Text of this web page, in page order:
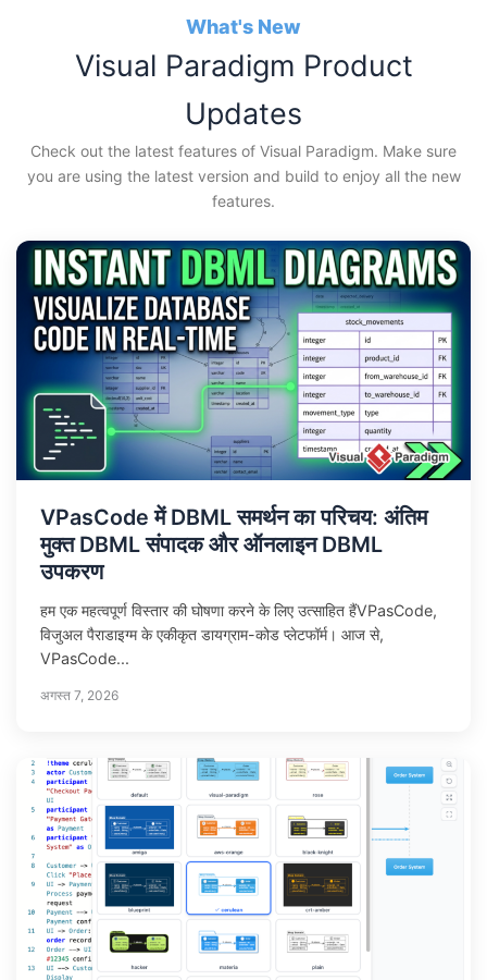
What's New
Visual Paradigm Product
Updates
Check out the latest features of Visual Paradigm. Make sure
you are using the latest version and build to enjoy all the new
features.
VPasCode में DBML समर्थन का परिचय: अंतिम
मुक्त DBML संपादक और ऑनलाइन DBML
उपकरण
हम एक महत्वपूर्ण विस्तार की घोषणा करने के लिए उत्साहित हैंVPasCode,
विजुअल पैराडाइग्म के एकीकृत डायग्राम-कोड प्लेटफॉर्म। आज से,
VPasCode...
अगस्त 7, 2026